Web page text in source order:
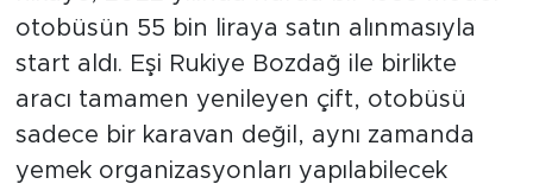
otobüsün 55 bin liraya satın alınmasıyla
start aldı. Eşi Rukiye Bozdağ ile birlikte
aracı tamamen yenileyen çift, otobüsü
sadece bir karavan değil, aynı zamanda
yemek organizasyonları yapılabilecek